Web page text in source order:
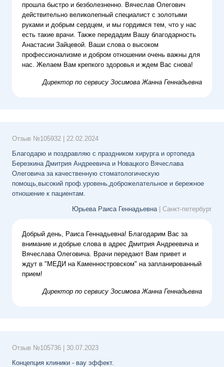
прошла быстро и безболезненно. Вячеслав Олегович
действительно великолепный специалист с золотыми
руками и добрым сердцем, и мы гордимся тем, что у нас
есть такие врачи. Также передадим Вашу благодарность
Анастасии Зайцевой. Ваши слова о высоком
профессионализме и добром отношении очень важны для
нас. Желаем Вам крепкого здоровья и ждем Вас снова!
Директор по сервису Зосимова Жанна Геннадьевна
Отзыв №105932 | 22.02.2024
Благодарю и поздравляю с праздником хирурга и ортопеда
Березкина Дмитрия Андреевича и Новацкого Вячеслава
Олеговича за качественную стоматологическую
помощь,высокий проф.уровень,доброжелательное и бережное
отношение к пациентам.
Юрьева Раиса Геннадьевна | Санкт-петербург
Добрый день, Раиса Геннадьевна! Благодарим Вас за
внимание и добрые слова в адрес Дмитрия Андреевича и
Вячеслава Олеговича. Врачи передают Вам привет и
ждут в "МЕДИ на Каменностровском" на запланированный
прием!
Директор по сервису Зосимова Жанна Геннадьевна
Отзыв №105736 | 30.07.2023
Концепция клиники - вау эффект.